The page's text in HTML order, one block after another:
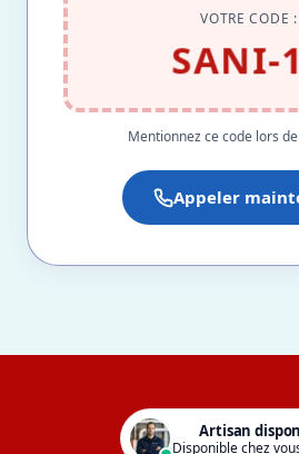
VOTRE CODE :
SANI-
Mentionnez ce code lors
Appeler
Artisan
Disponible chez